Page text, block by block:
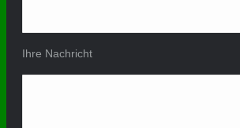
Ihre Nachricht